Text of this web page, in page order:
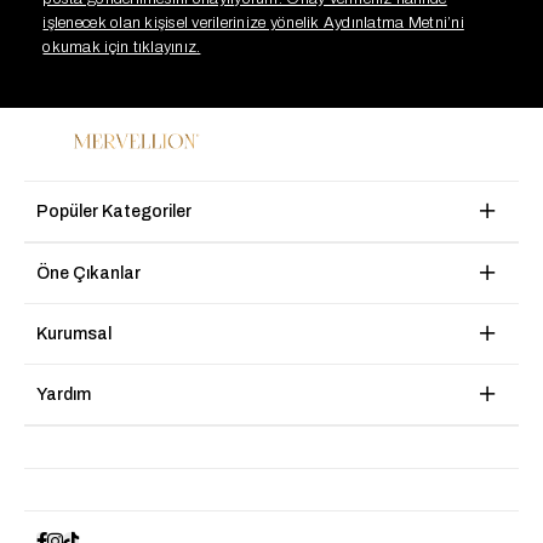
işlenecek olan kişisel verilerinize yönelik Aydınlatma Metni’ni
okumak için tıklayınız.
Popüler Kategoriler
Öne Çıkanlar
Kurumsal
Yardım